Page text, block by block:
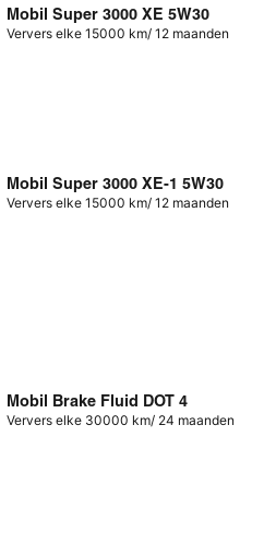
Mobil Super 3000 XE 5W30
Ververs elke 15000 km/ 12 maanden
Mobil Super 3000 XE-1 5W30
Ververs elke 15000 km/ 12 maanden
Mobil Brake Fluid DOT 4
Ververs elke 30000 km/ 24 maanden